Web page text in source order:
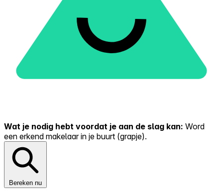
Wat je nodig hebt voordat je aan de slag kan: Word
een erkend makelaar in je buurt (grapje).
Bereken nu